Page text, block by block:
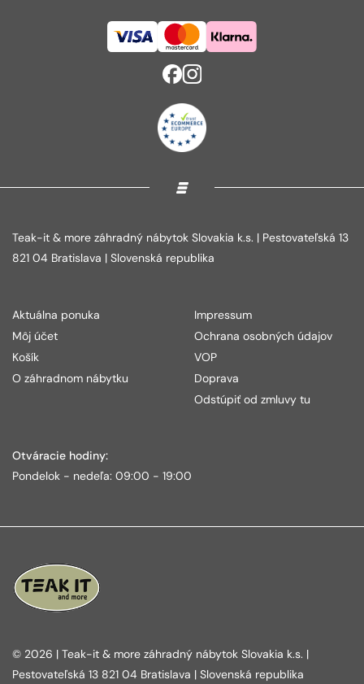
Teak-it & more záhradný nábytok Slovakia k.s. | Pestovateľská 13
821 04 Bratislava | Slovenská republika
Aktuálna ponuka
Môj účet
Košík
O záhradnom nábytku
Impressum
Ochrana osobných údajov
VOP
Doprava
Odstúpiť od zmluvy tu
Otváracie hodiny:
Pondelok - nedeľa: 09:00 - 19:00
© 2026 | Teak-it & more záhradný nábytok Slovakia k.s. |
Pestovateľská 13 821 04 Bratislava | Slovenská republika